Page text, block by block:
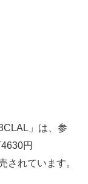
」は、参
円
されています。